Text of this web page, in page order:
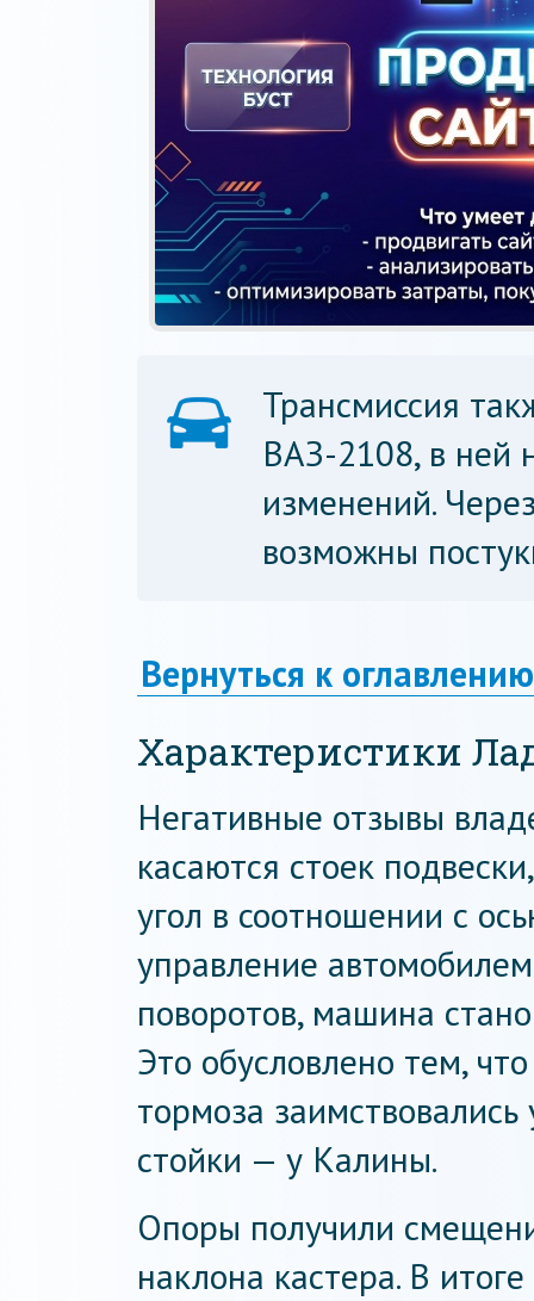
Трансмиссия
ВАЗ-2108, в ней
изменений.
возможны
Вернуться к оглавлению
Характеристики
Негативные отзывы
касаются стоек
угол в соотношении с
управление
поворотов, машина
Это обусловлено тем,
тормоза
стойки — у Калины.
Опоры получили
наклона кастера. В